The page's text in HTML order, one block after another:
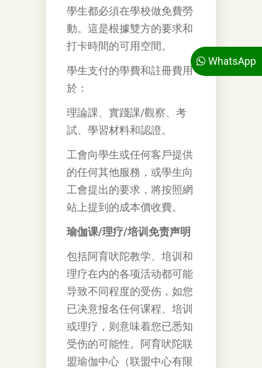
學生都必須在學校做免費勞
動。這是根據雙方的要求和
打卡時間的可用空間。
學生支付的學費和註冊費用
於：
理論課、實踐課/觀察、考
試、學習材料和認證。
工會向學生或任何客戶提供
的任何其他服務，或學生向
工會提出的要求，將按照網
站上提到的成本價收費。
瑜伽课/理疗/培训免责声明
包括阿育吠陀教学、培训和
理疗在内的各项活动都可能
导致不同程度的受伤，如您
已决意报名任何课程、培训
或理疗，则意味着您已悉知
受伤的可能性。阿育吠陀联
盟瑜伽中心（联盟中心有限
WhatsApp